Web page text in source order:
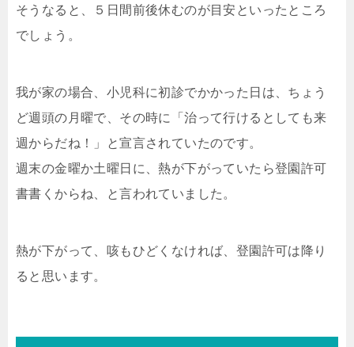
そうなると、５日間前後休むのが目安といったところ
でしょう。
我が家の場合、小児科に初診でかかった日は、ちょう
ど週頭の月曜で、その時に「治って行けるとしても来
週からだね！」と宣言されていたのです。
週末の金曜か土曜日に、熱が下がっていたら登園許可
書書くからね、と言われていました。
熱が下がって、咳もひどくなければ、登園許可は降り
ると思います。